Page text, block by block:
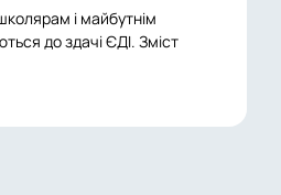
і майбутнім
до здачі ЄДІ. Зміст